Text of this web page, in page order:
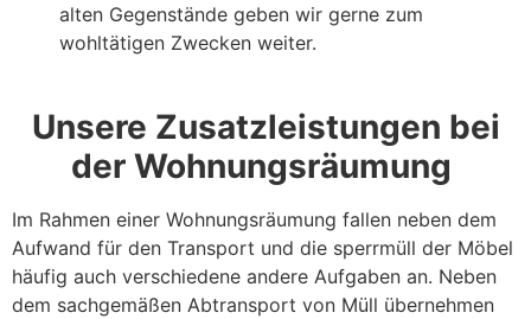
alten Gegenstände geben wir gerne zum
wohltätigen Zwecken weiter.
Unsere Zusatzleistungen bei
der Wohnungsräumung
Im Rahmen einer Wohnungsräumung fallen neben dem
Aufwand für den Transport und die sperrmüll der Möbel
häufig auch verschiedene andere Aufgaben an. Neben
dem sachgemäßen Abtransport von Müll übernehmen